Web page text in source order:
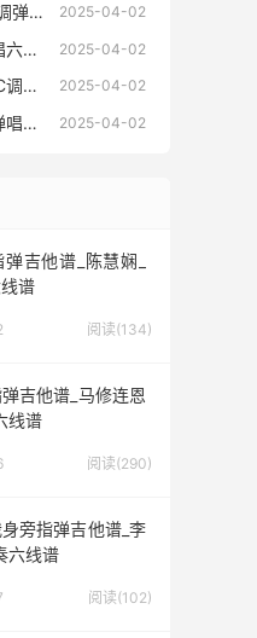
2025-04-02
谱
2025-04-02
谱
2025-04-02
谱
2025-04-02
谱
吉他谱_陈慧娴_
谱
阅读(134)
吉他谱_马修连恩
线谱
阅读(290)
旁指弹吉他谱_李
六线谱
阅读(102)